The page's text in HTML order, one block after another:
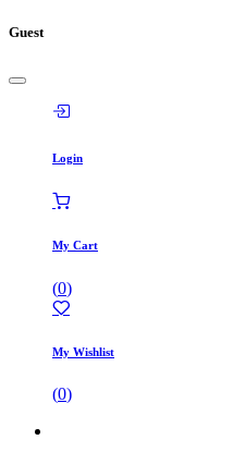
Guest
Login
My Cart
(0)
My Wishlist
(0)